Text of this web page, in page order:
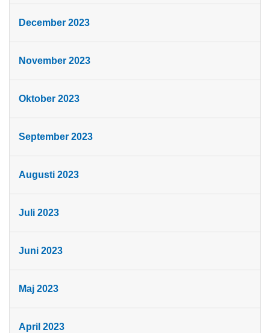
December 2023
November 2023
Oktober 2023
September 2023
Augusti 2023
Juli 2023
Juni 2023
Maj 2023
April 2023